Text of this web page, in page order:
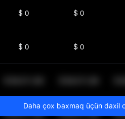
$ 0 $ 0
$ 0 $ 0
$64.011,99 $64.011,99 $
Daha çox baxmaq üçün daxil